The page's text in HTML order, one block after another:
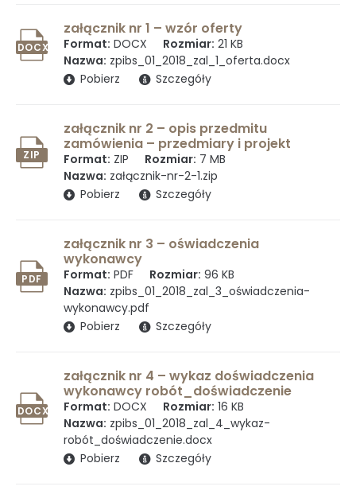
Ochrona danych osobowych
Standardy Ochrony Małoletnich w
Instytucie Biologii Ssaków PAN
Postępowania ws nadania stopnia
doktora
Dziennik rejestru zmian
Udostępnianie informacji publicznej
DOCX
załącznik nr 1 – wzór oferty
Format: DOCX Rozmiar: 21 KB
Nazwa: zpibs_01_2018_zal_1_oferta.docx
Pobierz (otwiera się w nowym oknie)
Szczegóły
ZIP
załącznik nr 2 – opis przedmitu
zamówienia – przedmiary i projekt
Format: ZIP Rozmiar: 7 MB
Nazwa: załącznik-nr-2-1.zip
Pobierz (otwiera się w nowym oknie)
Szczegóły
PDF
załącznik nr 3 – oświadczenia
wykonawcy
Format: PDF Rozmiar: 96 KB
Nazwa: zpibs_01_2018_zal_3_oświadczenia-
wykonawcy.pdf
Pobierz (otwiera się w nowym oknie)
Szczegóły
DOCX
załącznik nr 4 – wykaz doświadczenia
wykonawcy robót_doświadczenie
Format: DOCX Rozmiar: 16 KB
Nazwa: zpibs_01_2018_zal_4_wykaz-
robót_doświadczenie.docx
Pobierz (otwiera się w nowym oknie)
Szczegóły